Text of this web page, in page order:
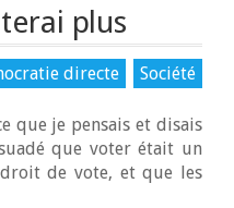
plus
directe Société
que je pensais et disais
que voter était un
de vote, et que les